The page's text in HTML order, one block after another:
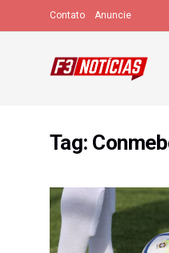
Contato Anuncie
Tag: